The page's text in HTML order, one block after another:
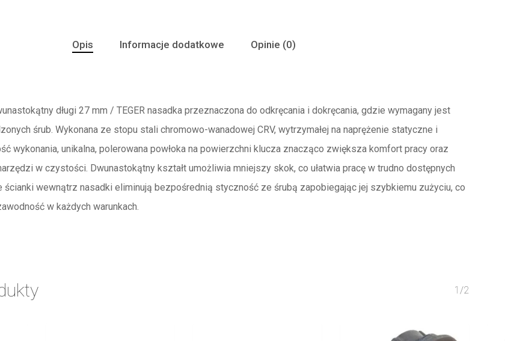
Opis Informacje dodatkowe Opinie (0)
długi 27 mm / TEGER nasadka przeznaczona do odkręcania i dokręcania, gdzie wymagany jest
śrub. Wykonana ze stopu stali chromowo-wanadowej CRV, wytrzymałej na naprężenie statyczne i
wykonania, unikalna, polerowana powłoka na powierzchni klucza znacząco zwiększa komfort pracy oraz
w czystości. Dwunastokątny kształt umożliwia mniejszy skok, co ułatwia pracę w trudno dostępnych
ścianki wewnątrz nasadki eliminują bezpośrednią styczność ze śrubą zapobiegając jej szybkiemu zużyciu, co
w każdych warunkach.
1/2